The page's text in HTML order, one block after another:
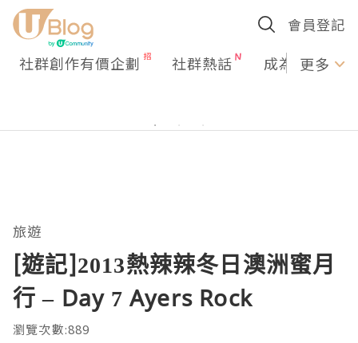
會員登記
社群創作有價企劃 社群熱話 成為U更多
旅遊
[遊記]2013熱辣辣冬日澳洲蜜月
行 – Day 7 Ayers Rock
瀏覽次數:889